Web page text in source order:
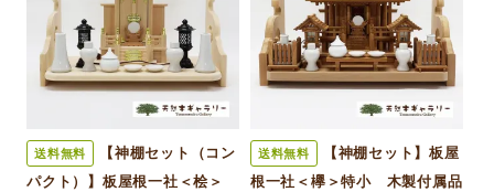
送料無料
【神棚セット（コン
パクト）】板屋根一社＜桧＞
送料無料
【神棚セット】板屋
根一社＜欅＞特小 木製付属品